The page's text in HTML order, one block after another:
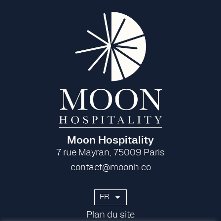
Moon Hospitality
7 rue Mayran, 75009 Paris
contact@moonh.co
FR
Plan du site